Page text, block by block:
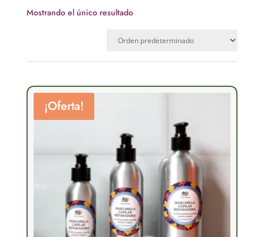
Mostrando el único resultado
¡Oferta!